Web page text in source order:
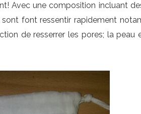
Avec une composition incluant
font ressentir rapidement
de resserrer les pores; la peau